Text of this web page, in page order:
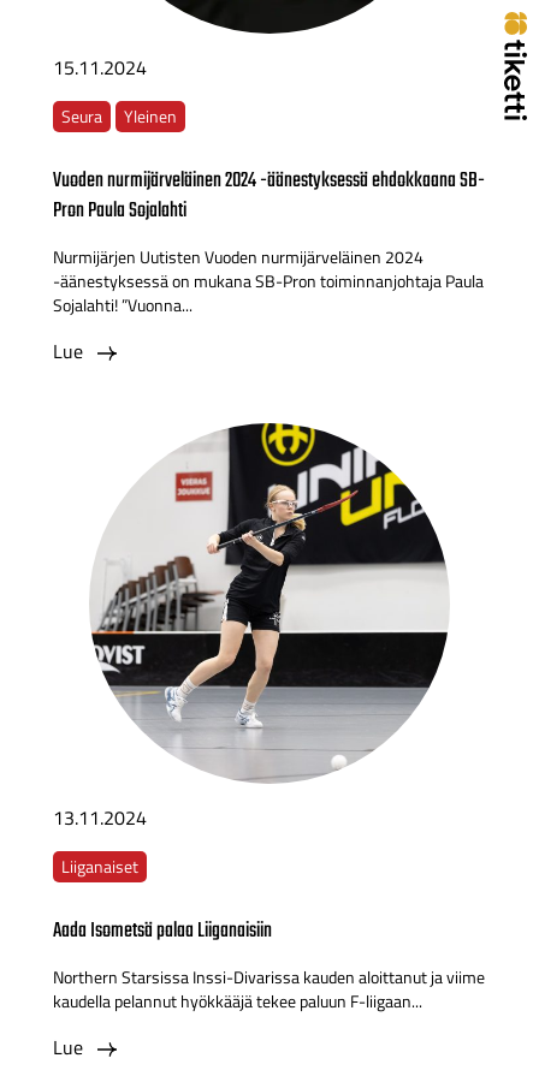
15.11.2024
Seura Yleinen
Vuoden nurmijärveläinen 2024 -äänestyksessä ehdokkaana SB-
Pron Paula Sojalahti
Nurmijärjen Uutisten Vuoden nurmijärveläinen 2024
-äänestyksessä on mukana SB-Pron toiminnanjohtaja Paula
Sojalahti! ”Vuonna...
Lue
13.11.2024
Liiganaiset
Aada Isometsä palaa Liiganaisiin
Northern Starsissa Inssi-Divarissa kauden aloittanut ja viime
kaudella pelannut hyökkääjä tekee paluun F-liigaan...
Lue